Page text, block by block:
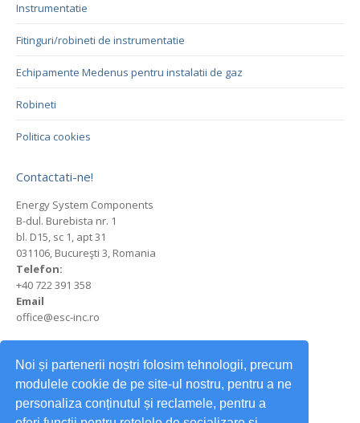
Noi și partenerii noștri folosim tehnologii, precum
modulele cookie de pe site-ul nostru, pentru a ne
personaliza conținutul și reclamele, pentru a
Instrumentatie
Fitinguri/robineti de instrumentatie
Echipamente Medenus pentru instalatii de gaz
Robineti
Politica cookies
Contactati-ne!
Energy System Components
B-dul. Burebista nr. 1
bl. D15, sc 1, apt 31
031106, Bucureşti 3, Romania
Telefon:
+40 722 391 358
Email
office@esc-inc.ro
Email: stefan.cristescu@esc-inc.ro
Tel: +40 722 391 358
Find us on: